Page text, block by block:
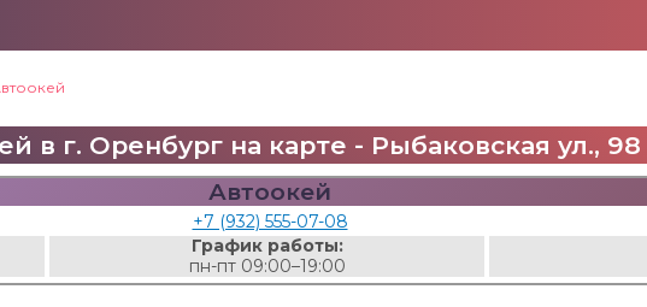
в г. Оренбург на карте - Рыбаковская ул., 98
Автоокей
+7 (932) 555-07-08
График работы:
пн-пт 09:00–19:00